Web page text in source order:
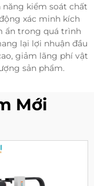
kiểm soát chất
xác minh kích
ẩn trong quá trình
lại lợi nhuận đầu
giảm lãng phí vật
sản phẩm.
Mới